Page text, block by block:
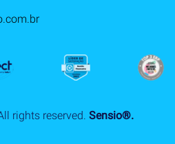
All rights reserved. Sensio®.